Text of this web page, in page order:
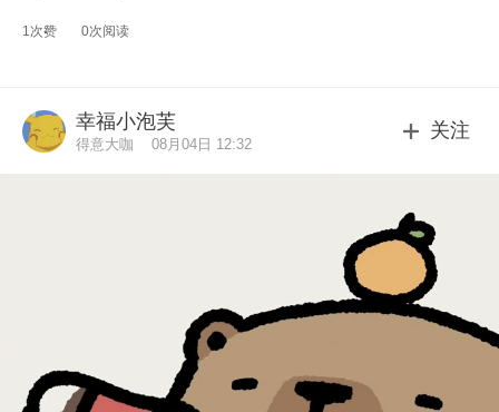
1次赞 0次阅读
幸福小泡芙
得意大咖 08月04日 12:32
关注